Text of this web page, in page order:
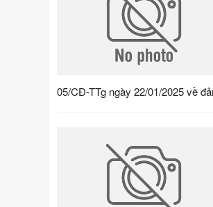
05/CĐ-TTg ngày 22/01/2025 về